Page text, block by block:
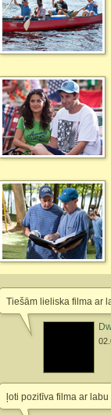
Tiešām lieliska filma ar
ļoti pozitīva filma ar